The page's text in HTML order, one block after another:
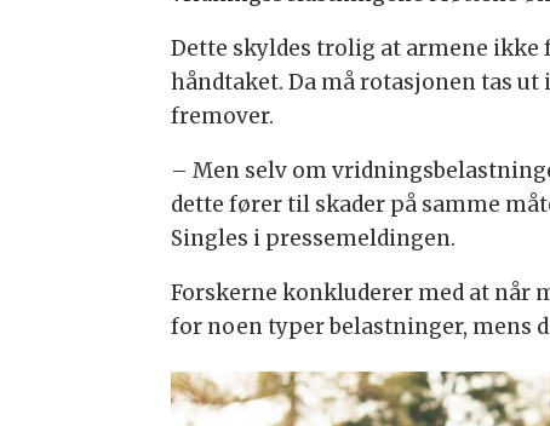
Dette skyldes trolig at armene
håndtaket. Da må rotasjonen tas
fremover.
– Men selv om
dette fører til skader på samme
Singles i pressemeldingen.
Forskerne konkluderer med at når
for noen typer belastninger, mens